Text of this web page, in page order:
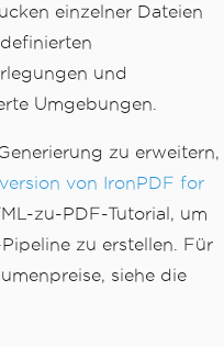
einzelner Dateien
und
Umgebungen.
zu erweitern,
von IronPDF for
zu-PDF-Tutorial, um
zu erstellen. Für
siehe die